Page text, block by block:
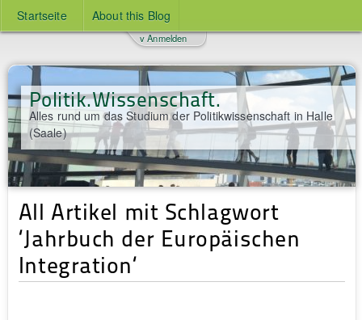
Startseite About this Blog
Politik.Wissenschaft.
Alles rund um das Studium der Politikwissenschaft in Halle
(Saale)
v Anmelden
All Artikel mit Schlagwort
‘Jahrbuch der Europäischen
Integration‘